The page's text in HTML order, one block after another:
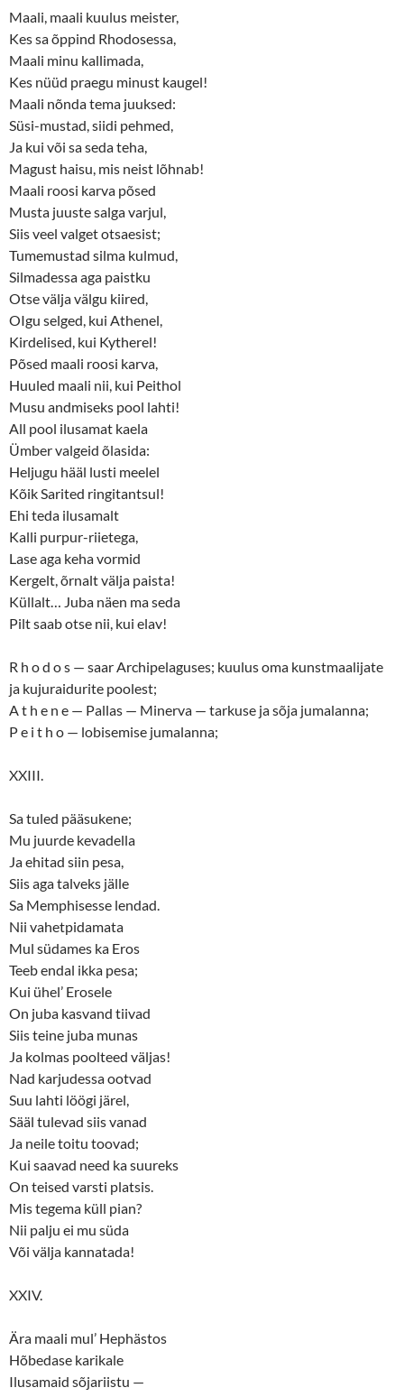
Maali, maali kuulus meister,
Kes sa õppind Rhodosessa,
Maali minu kallimada,
Kes nüüd praegu minust kaugel!
Maali nõnda tema juuksed:
Süsi-mustad, siidi pehmed,
Ja kui või sa seda teha,
Magust haisu, mis neist lõhnab!
Maali roosi karva põsed
Musta juuste salga varjul,
Siis veel valget otsaesist;
Tumemustad silma kulmud,
Silmadessa aga paistku
Otse välja välgu kiired,
OIgu selged, kui Athenel,
Kirdelised, kui Kytherel!
Põsed maali roosi karva,
Huuled maali nii, kui Peithol
Musu andmiseks pool lahti!
All pool ilusamat kaela
Ümber valgeid õlasida:
Heljugu hääl lusti meelel
Kõik Sarited ringitantsul!
Ehi teda ilusamalt
Kalli purpur-riietega,
Lase aga keha vormid
Kergelt, õrnalt välja paista!
Küllalt… Juba näen ma seda
Pilt saab otse nii, kui elav!
R h o d o s — saar Archipelaguses; kuulus oma kunstmaalijate
ja kujuraidurite poolest;
A t h e n e — Pallas — Minerva — tarkuse ja sõja jumalanna;
P e i t h o — lobisemise jumalanna;
XXIII.
Sa tuled pääsukene;
Mu juurde kevadella
Ja ehitad siin pesa,
Siis aga talveks jälle
Sa Memphisesse lendad.
Nii vahetpidamata
Mul südames ka Eros
Teeb endal ikka pesa;
Kui ühel’ Erosele
On juba kasvand tiivad
Siis teine juba munas
Ja kolmas poolteed väljas!
Nad karjudessa ootvad
Suu lahti löögi järel,
Sääl tulevad siis vanad
Ja neile toitu toovad;
Kui saavad need ka suureks
On teised varsti platsis.
Mis tegema küll pian?
Nii palju ei mu süda
Või välja kannatada!
XXIV.
Ära maali mul’ Hephästos
Hõbedase karikale
Ilusamaid sõjariistu —